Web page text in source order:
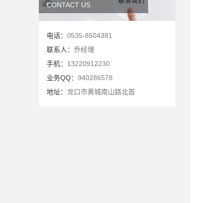
CONTACT US
电话： 0535-8504381
联系人： 乔经理
手机： 13220912230
业务QQ： 940286578
地址： 龙口市黄城南山路北首